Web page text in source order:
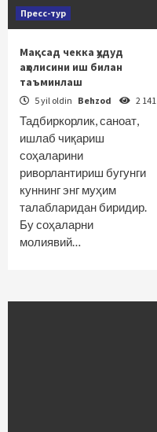
Пресс-тур
Мақсад чекка ҳудуд
аҳолисини иш билан
таъминлаш
5 yil oldin Behzod 2 141
Тадбиркорлик, саноат,
ишлаб чиқариш
соҳаларини
риворлантириш бугунги
куннинг энг муҳим
талабларидан биридир.
Бу соҳаларни
молиявий…